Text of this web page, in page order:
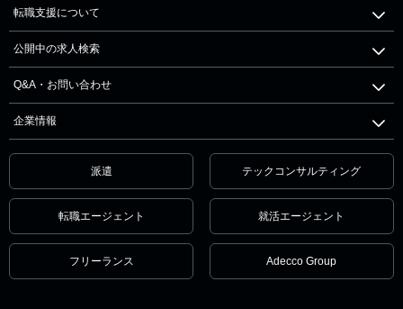
転職支援について
公開中の求人検索
Q&A・お問い合わせ
企業情報
派遣 テックコンサルティング
転職エージェント 就活エージェント
フリーランス Adecco Group